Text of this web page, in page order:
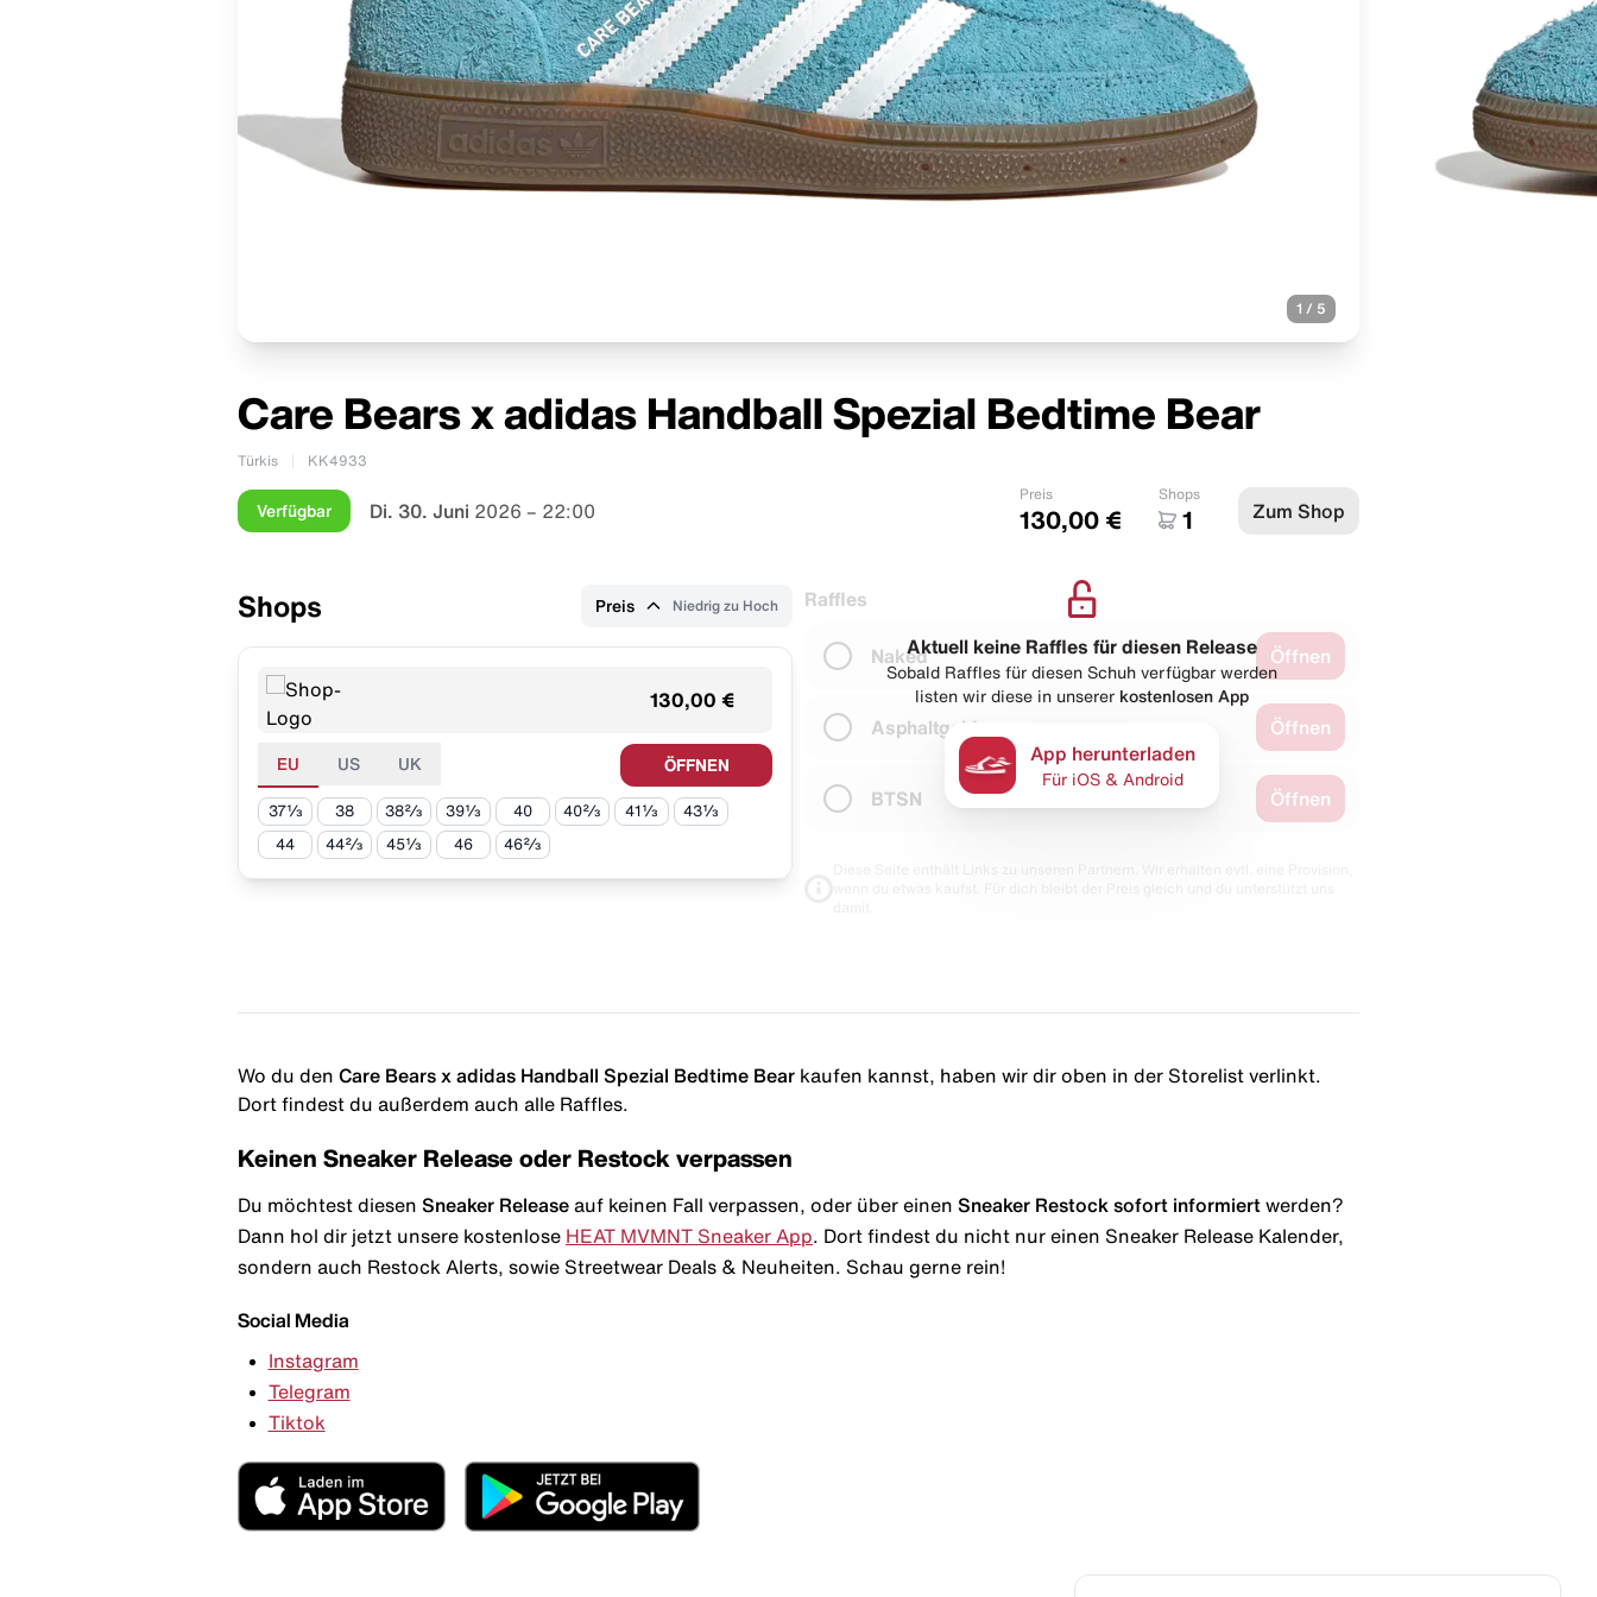
1 / 5
Care Bears x adidas Handball Spezial Bedtime Bear
Türkis KK4933
Verfügbar Di. 30. Juni 2026 – 22:00
Preis
130,00 €
Shops
1 Zum Shop
Shops Preis Niedrig zu Hoch
130,00 €
EU US UK ÖFFNEN
37⅓ 38 38⅔ 39⅓ 40 40⅔ 41⅓ 43⅓
44 44⅔ 45⅓ 46 46⅔
Raffles
Naked Öffnen
Asphaltgold Öffnen
BTSN Öffnen
Aktuell keine Raffles für diesen Release
Sobald Raffles für diesen Schuh verfügbar werden
listen wir diese in unserer kostenlosen App
App herunterladen
Für iOS & Android
Wo du den Care Bears x adidas Handball Spezial Bedtime Bear kaufen kannst, haben wir dir oben in der Storelist verlinkt.
Dort findest du außerdem auch alle Raffles.
Keinen Sneaker Release oder Restock verpassen
Du möchtest diesen Sneaker Release auf keinen Fall verpassen, oder über einen Sneaker Restock sofort informiert werden?
Dann hol dir jetzt unsere kostenlose HEAT MVMNT Sneaker App . Dort findest du nicht nur einen Sneaker Release Kalender,
sondern auch Restock Alerts, sowie Streetwear Deals & Neuheiten. Schau gerne rein!
Social Media
Instagram
Telegram
Tiktok